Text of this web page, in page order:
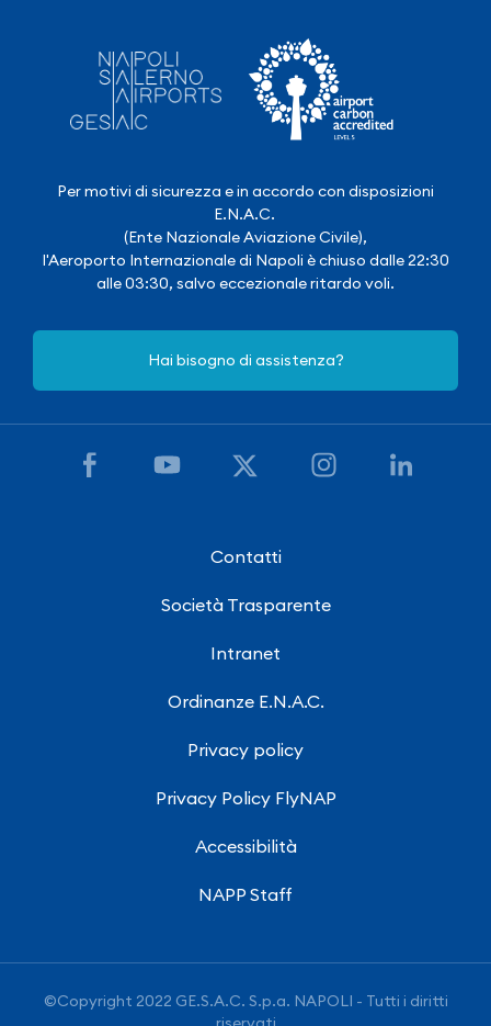
Per motivi di sicurezza e in accordo con disposizioni
E.N.A.C.
(Ente Nazionale Aviazione Civile),
l'Aeroporto Internazionale di Napoli è chiuso dalle 22:30
alle 03:30, salvo eccezionale ritardo voli.
Hai bisogno di assistenza?
Contatti
Società Trasparente
Intranet
Ordinanze E.N.A.C.
Privacy policy
Privacy Policy FlyNAP
Accessibilità
NAPP Staff
©Copyright 2022 GE.S.A.C. S.p.a. NAPOLI - Tutti i diritti